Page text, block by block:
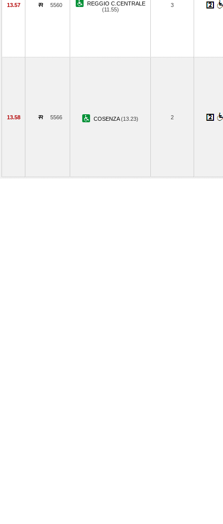
13.57 5560
REGGIO C.CENTRALE
(11.55)
3
13.58 5566 COSENZA(13.23) 2